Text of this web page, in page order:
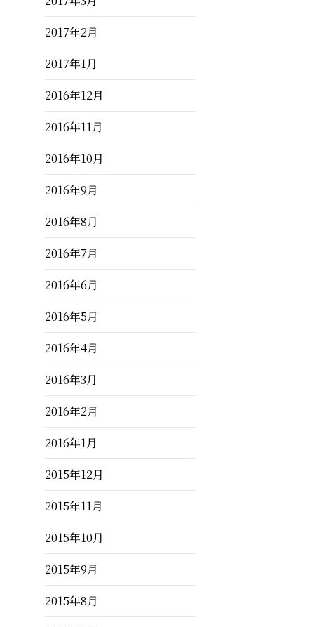
2017年2月
2017年1月
2016年12月
2016年11月
2016年10月
2016年9月
2016年8月
2016年7月
2016年6月
2016年5月
2016年4月
2016年3月
2016年2月
2016年1月
2015年12月
2015年11月
2015年10月
2015年9月
2015年8月